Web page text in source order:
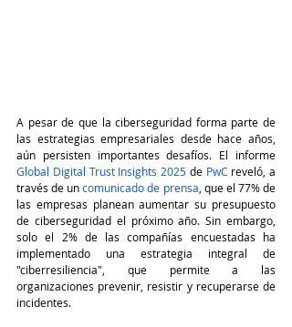
A pesar de que la ciberseguridad forma parte de
las estrategias empresariales desde hace años,
Global Digital Trust Insights 2025 de PwC reveló, a
través de un comunicado de prensa, que el 77% de
las empresas planean aumentar su presupuesto
de ciberseguridad el próximo año. Sin embargo,
solo el 2% de las compañías encuestadas ha
implementado una estrategia integral de
"ciberresiliencia", que permite a las
organizaciones prevenir, resistir y recuperarse de
incidentes.